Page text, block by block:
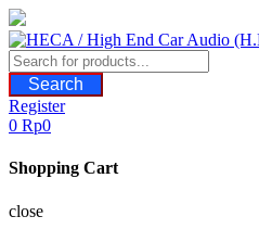
Skip
to
content
Search
Register
0 Rp0
Shopping Cart
close